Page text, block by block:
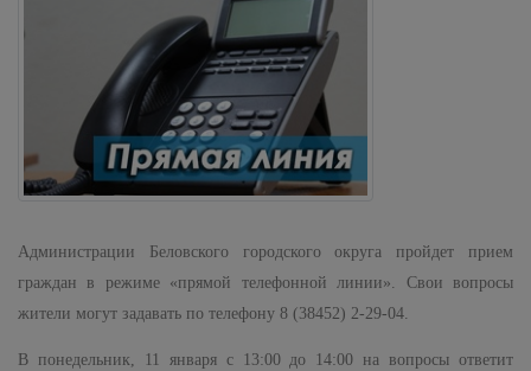
Администрации Беловского городского округа пройдет прием
граждан в режиме «прямой телефонной линии». Свои вопросы
жители могут задавать по телефону 8 (38452) 2-29-04.
В понедельник, 11 января с 13:00 до 14:00 на вопросы ответит